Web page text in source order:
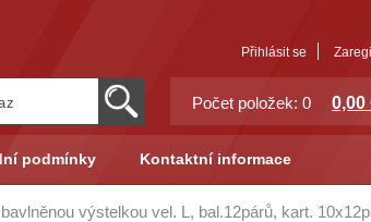
Přihlásit se
Počet položek: 0 0,00
podmínky Kontaktní informace
výstelkou vel. L, bal.12párů, kart.